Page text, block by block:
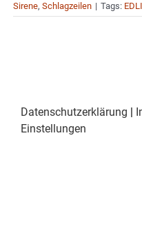
Sirene, Schlagzeilen | Tags:
Datenschutzerklärung
Einstellungen